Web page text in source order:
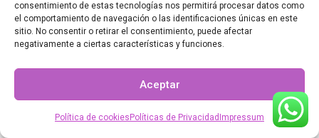
consentimiento de estas tecnologías nos permitirá procesar datos como
el comportamiento de navegación o las identificaciones únicas en este
sitio. No consentir o retirar el consentimiento, puede afectar
negativamente a ciertas características y funciones.
Aceptar
Política de cookies Políticas de Privacidad Impressum
Una de las herramientas clave de Instagram es su
función de historias. Las historias te permiten
compartir contenido efímero que desaparece
después de 24 horas. Puedes utilizar esta función
para mostrar detrás de escena de tu negocio,
promocionar productos o servicios, o simplemente